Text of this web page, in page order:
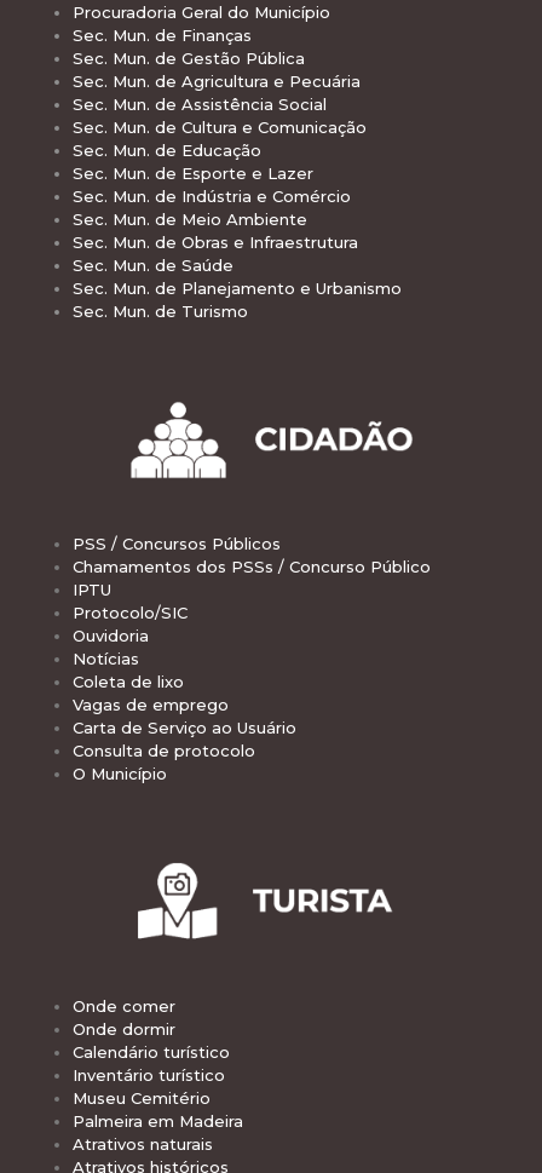
Procuradoria Geral do Município
Sec. Mun. de Finanças
Sec. Mun. de Gestão Pública
Sec. Mun. de Agricultura e Pecuária
Sec. Mun. de Assistência Social
Sec. Mun. de Cultura e Comunicação
Sec. Mun. de Educação
Sec. Mun. de Esporte e Lazer
Sec. Mun. de Indústria e Comércio
Sec. Mun. de Meio Ambiente
Sec. Mun. de Obras e Infraestrutura
Sec. Mun. de Saúde
Sec. Mun. de Planejamento e Urbanismo
Sec. Mun. de Turismo
PSS / Concursos Públicos
Chamamentos dos PSSs / Concurso Público
IPTU
Protocolo/SIC
Ouvidoria
Notícias
Coleta de lixo
Vagas de emprego
Carta de Serviço ao Usuário
Consulta de protocolo
O Município
Onde comer
Onde dormir
Calendário turístico
Inventário turístico
Museu Cemitério
Palmeira em Madeira
Atrativos naturais
Atrativos históricos